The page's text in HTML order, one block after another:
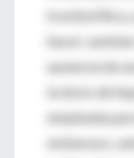
trombofílica,
hacer
ausencia de
la dosis de
empleada
embarazo,